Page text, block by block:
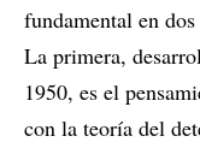
fundamental en
La primera,
1950, es el
con la teoría del